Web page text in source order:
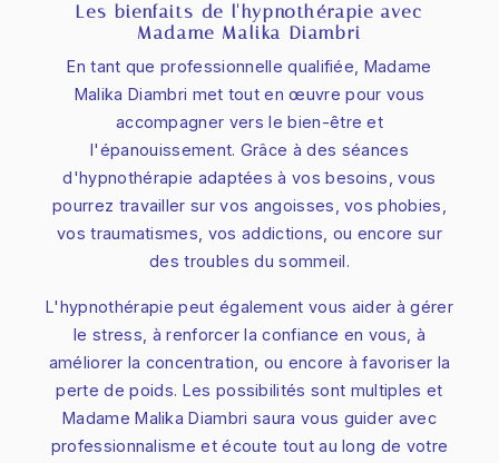
Les bienfaits de l'hypnothérapie avec
Madame Malika Diambri
En tant que professionnelle qualifiée, Madame
Malika Diambri met tout en œuvre pour vous
accompagner vers le bien-être et
l'épanouissement. Grâce à des séances
d'hypnothérapie adaptées à vos besoins, vous
pourrez travailler sur vos angoisses, vos phobies,
vos traumatismes, vos addictions, ou encore sur
des troubles du sommeil.
L'hypnothérapie peut également vous aider à gérer
le stress, à renforcer la confiance en vous, à
améliorer la concentration, ou encore à favoriser la
perte de poids. Les possibilités sont multiples et
Madame Malika Diambri saura vous guider avec
professionnalisme et écoute tout au long de votre